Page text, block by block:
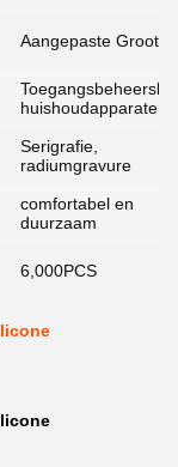
Aangepaste Grootte
huishoudapparaten,
Serigrafie,
radiumgravure
comfortabel en
duurzaam
6,000PCS